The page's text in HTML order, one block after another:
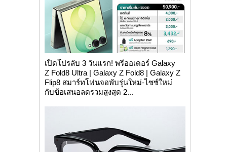
เปิดโปรลับ 3 วันแรก! พรีออเดอร์ Galaxy
Z Fold8 Ultra | Galaxy Z Fold8 | Galaxy Z
Flip8 สมาร์ทโฟนจอพับรุ่นใหม่-ไซซ์ใหม่
กับข้อเสนอลดรวมสูงสุด 2...